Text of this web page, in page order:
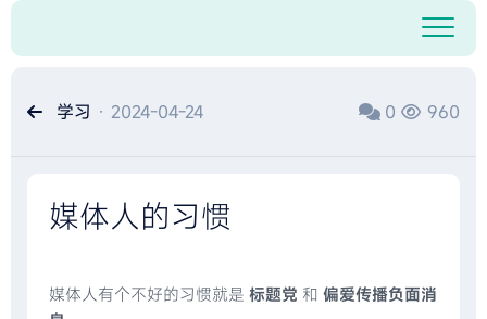
学习 · 2024-04-24 0 960
媒体人的习惯
媒体人有个不好的习惯就是 标题党 和 偏爱传播负面消